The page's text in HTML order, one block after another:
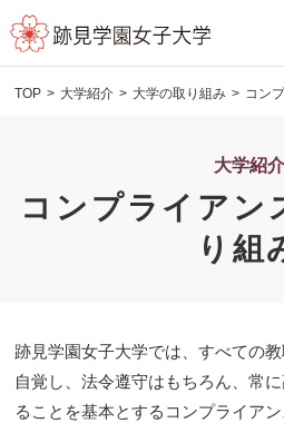
TOP 大学紹介 大学の取り組み コン
大学紹介
コンプライアン
り組
跡見学園女子大学では、すべての
自覚し、法令遵守はもちろん、常
ることを基本とするコンプライア